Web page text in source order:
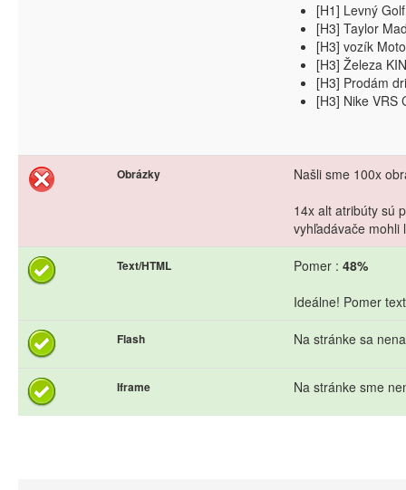
[H1] Levný
[H3] Taylor
[H3] vozík
[H3] Železa
[H3] Prodám
[H3] Nike VRS
Obrázky
Našli sme 100x
14x alt atribúty sú
vyhľadávače mohli
Text/HTML Pomer : 48%
Ideálne! Pomer
Flash Na stránke sa
Iframe Na stránke sme